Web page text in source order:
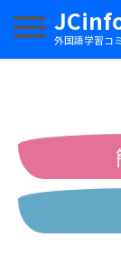
外国語学習コ
ナビゲーショ